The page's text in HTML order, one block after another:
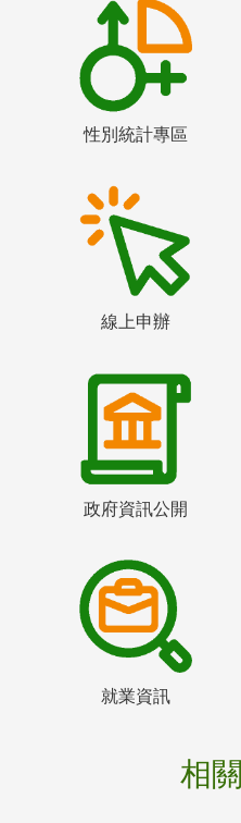
性別統計專區
線上申辦
政府資訊公開
就業資訊
相